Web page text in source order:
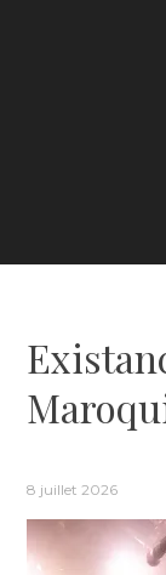
8 juillet 2026